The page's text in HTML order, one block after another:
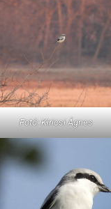
Fotó: Kiricsi Ágnes